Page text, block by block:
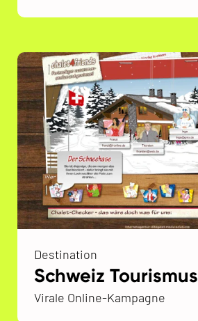
Destination
Schweiz Tourismus
Virale Online-Kampagne